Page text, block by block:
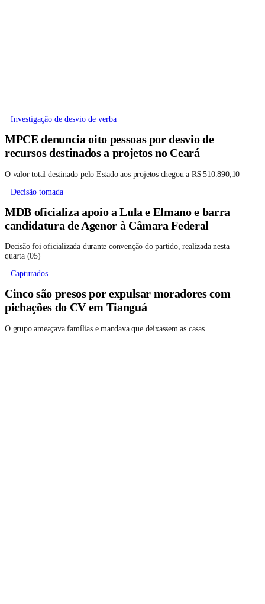
Investigação de desvio de verba
MPCE denuncia oito pessoas por desvio de
recursos destinados a projetos no Ceará
O valor total destinado pelo Estado aos projetos chegou a R$ 510.890,10
Decisão tomada
MDB oficializa apoio a Lula e Elmano e barra
candidatura de Agenor à Câmara Federal
Decisão foi oficializada durante convenção do partido, realizada nesta
quarta (05)
Capturados
Cinco são presos por expulsar moradores com
pichações do CV em Tianguá
O grupo ameaçava famílias e mandava que deixassem as casas